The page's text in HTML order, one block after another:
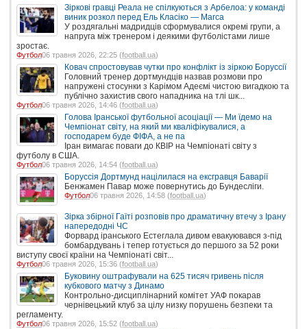
Зіркові гравці Реала не спілкуються з Арбелоа: у команді
виник розкол перед Ель Класіко — Marca
У роздягальні мадридців сформувалися окремі групи, а
напруга між тренером і деякими футболістами лише
зростає.
Футбол06 травня 2026, 22:25 (football.ua)
Ковач спростовував чутки про конфлікт із зіркою Боруссії
Головний тренер дортмундців назвав розмови про
напружені стосунки з Карімом Адеємі чистою вигадкою та
публічно захистив свого нападника на тлі шк...
Футбол06 травня 2026, 14:46 (football.ua)
Голова Іранської футбольної асоціації — Ми їдемо на
Чемпіонат світу, на який ми кваліфікувалися, а
господарем буде ФІФА, а не па
Іран вимагає поваги до КВІР на Чемпіонаті світу з
футболу в США.
Футбол06 травня 2026, 14:54 (football.ua)
Боруссія Дортмунд націлилася на ексгравця Баварії
Бенжамен Павар може повернутись до Бундесліги.
Футбол06 травня 2026, 14:58 (football.ua)
Зірка збірної Гаїті розповів про драматичну втечу з Ірану
напередодні ЧС
Форвард іранського Естеглала дивом евакуювався з-під
бомбардувань і тепер готується до першого за 52 роки
виступу своєї країни на Чемпіонаті світ...
Футбол06 травня 2026, 15:36 (football.ua)
Буковину оштрафували на 625 тисяч гривень після
кубкового матчу з Динамо
Контрольно-дисциплінарний комітет УАФ покарав
чернівецький клуб за цілу низку порушень безпеки та
регламенту.
Футбол06 травня 2026, 15:52 (football.ua)